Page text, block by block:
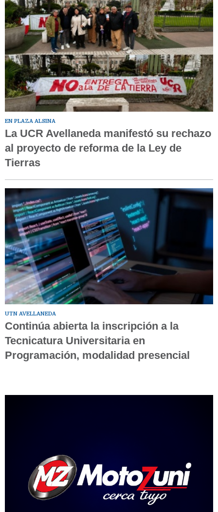
EN PLAZA ALSINA
La UCR Avellaneda manifestó su rechazo
al proyecto de reforma de la Ley de
Tierras
UTN AVELLANEDA
Continúa abierta la inscripción a la
Tecnicatura Universitaria en
Programación, modalidad presencial